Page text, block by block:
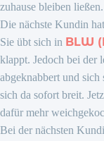
zuhause bleiben ließen.
Die nächste Kundin
Sie übt sich in BLW
klappt. Jedoch bei der
abgeknabbert und sich
sich da sofort breit.
dafür mehr
Bei der nächsten